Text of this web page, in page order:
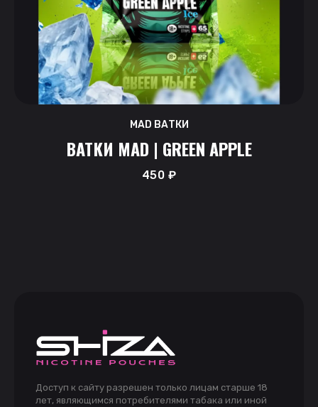
MAD ВАТКИ
ВАТКИ MAD | GREEN APPLE
450 ₽
Доступ к сайту разрешен только лицам старше 18
лет, являющимся потребителями табака или иной